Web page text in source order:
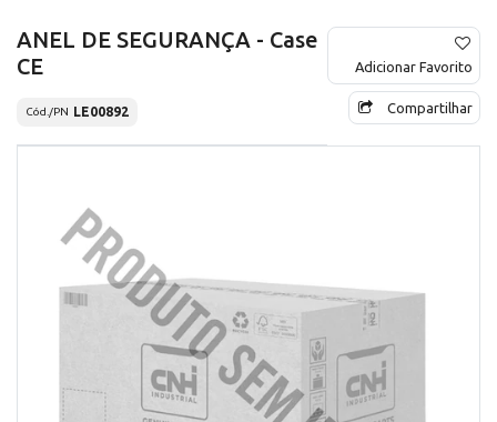
ANEL DE SEGURANÇA - Case
CE
Cód./PN LE00892
Adicionar Favorito
Compartilhar